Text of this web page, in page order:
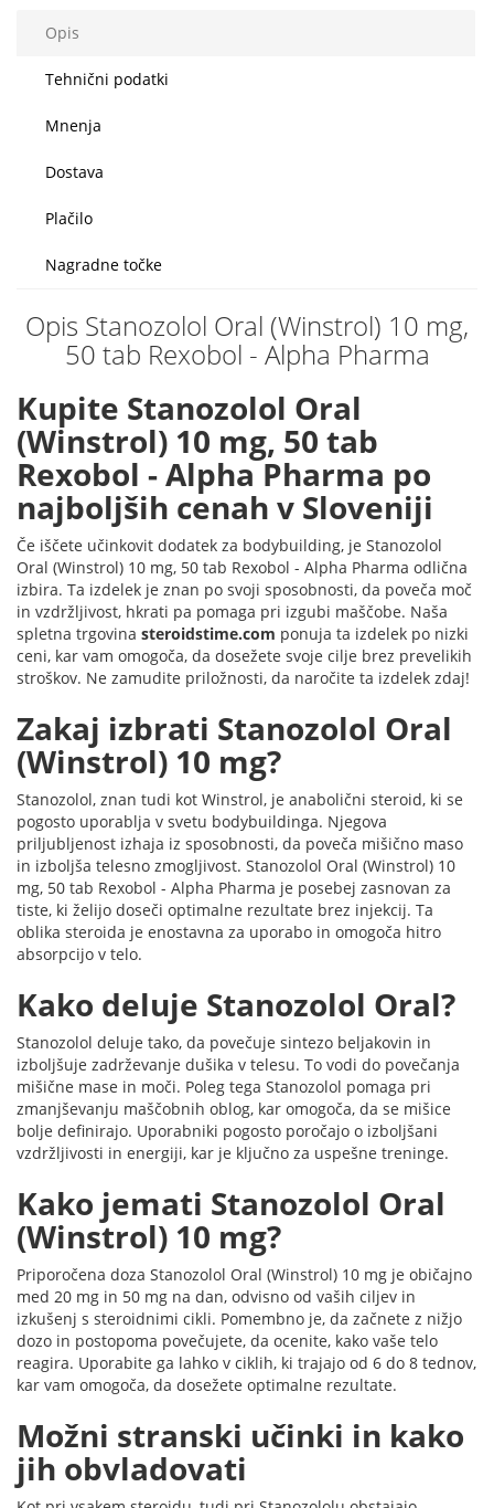
Opis
Tehnični podatki
Mnenja
Dostava
Plačilo
Nagradne točke
Opis Stanozolol Oral (Winstrol) 10 mg,
50 tab Rexobol - Alpha Pharma
Kupite Stanozolol Oral
(Winstrol) 10 mg, 50 tab
Rexobol - Alpha Pharma po
najboljših cenah v Sloveniji
Če iščete učinkovit dodatek za bodybuilding, je Stanozolol
Oral (Winstrol) 10 mg, 50 tab Rexobol - Alpha Pharma odlična
izbira. Ta izdelek je znan po svoji sposobnosti, da poveča moč
in vzdržljivost, hkrati pa pomaga pri izgubi maščobe. Naša
spletna trgovina steroidstime.com ponuja ta izdelek po nizki
ceni, kar vam omogoča, da dosežete svoje cilje brez prevelikih
stroškov. Ne zamudite priložnosti, da naročite ta izdelek zdaj!
Zakaj izbrati Stanozolol Oral
(Winstrol) 10 mg?
Stanozolol, znan tudi kot Winstrol, je anabolični steroid, ki se
pogosto uporablja v svetu bodybuildinga. Njegova
priljubljenost izhaja iz sposobnosti, da poveča mišično maso
in izboljša telesno zmogljivost. Stanozolol Oral (Winstrol) 10
mg, 50 tab Rexobol - Alpha Pharma je posebej zasnovan za
tiste, ki želijo doseči optimalne rezultate brez injekcij. Ta
oblika steroida je enostavna za uporabo in omogoča hitro
absorpcijo v telo.
Kako deluje Stanozolol Oral?
Stanozolol deluje tako, da povečuje sintezo beljakovin in
izboljšuje zadrževanje dušika v telesu. To vodi do povečanja
mišične mase in moči. Poleg tega Stanozolol pomaga pri
zmanjševanju maščobnih oblog, kar omogoča, da se mišice
bolje definirajo. Uporabniki pogosto poročajo o izboljšani
vzdržljivosti in energiji, kar je ključno za uspešne treninge.
Kako jemati Stanozolol Oral
(Winstrol) 10 mg?
Priporočena doza Stanozolol Oral (Winstrol) 10 mg je običajno
med 20 mg in 50 mg na dan, odvisno od vaših ciljev in
izkušenj s steroidnimi cikli. Pomembno je, da začnete z nižjo
dozo in postopoma povečujete, da ocenite, kako vaše telo
reagira. Uporabite ga lahko v ciklih, ki trajajo od 6 do 8 tednov,
kar vam omogoča, da dosežete optimalne rezultate.
Možni stranski učinki in kako
jih obvladovati